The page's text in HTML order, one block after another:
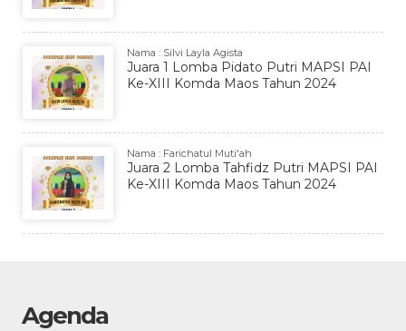
Nama : Silvi Layla Agista
Juara 1 Lomba Pidato Putri MAPSI PAI
Ke-XIII Komda Maos Tahun 2024
Nama : Farichatul Muti'ah
Juara 2 Lomba Tahfidz Putri MAPSI PAI
Ke-XIII Komda Maos Tahun 2024
Agenda